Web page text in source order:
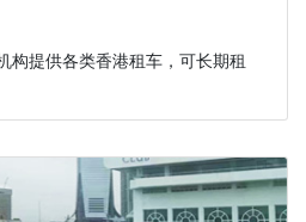
构提供各类香港租车，可长期租